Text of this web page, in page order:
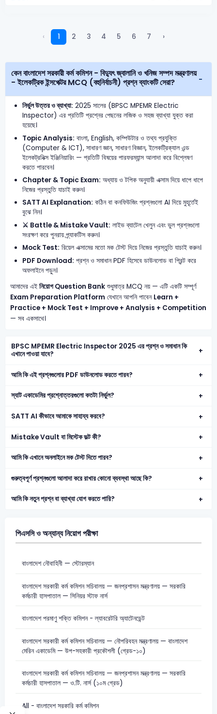
‹ 1 2 3 4 5 6 7 ›
কেন বাংলাদেশ সরকারী কর্ম কমিশন - বিদ্যুৎ জ্বালানি ও খনিজ সম্পদ মন্ত্রণালয়
- ইলেকট্রিক ইন্সপেক্টর MCQ (বহুনির্বাচনী) প্রশ্ন ব্যাংকটি সেরা?
নির্ভুল উত্তর ও ব্যাখ্যা: 2025 সালের (BPSC MPEMR Electric
Inspector) এর প্রতিটি প্রশ্নের পেছনের লজিক ও সহজ ব্যাখ্যা যুক্ত করা
হয়েছে।
Topic Analysis: বাংলা, English, কম্পিউটার ও তথ্য প্রযুক্তি
(Computer & ICT), সাধারণ জ্ঞান, সাধারণ বিজ্ঞান, ইলেকট্রিক্যাল এন্ড
ইলেকট্রনিক্স ইঞ্জিনিয়ারিং — প্রতিটি বিষয়ের পারফরম্যান্স আলাদা করে বিশ্লেষণ
করতে পারবেন।
Chapter & Topic Exam: অধ্যায় ও টপিক অনুযায়ী এক্সাম দিয়ে ধাপে ধাপে
নিজের প্রস্তুতি যাচাই করুন।
SATT AI Explanation: কঠিন বা কনফিউজিং প্রশ্নগুলো AI দিয়ে মুহূর্তেই
বুঝে নিন।
⚔️ Battle & Mistake Vault: লাইভ ব্যাটেল খেলুন এবং ভুল প্রশ্নগুলো
সংরক্ষণ করে পুনরায় প্র্যাকটিস করুন।
Mock Test: রিয়েল এক্সামের মতো মক টেস্ট দিয়ে নিজের প্রস্তুতি যাচাই করুন।
PDF Download: প্রশ্ন ও সমাধান PDF হিসেবে ডাউনলোড বা প্রিন্ট করে
অফলাইনে পড়ুন।
আমাদের এই নিয়োগ Question Bankশুধুমাত্র MCQ নয় — এটি একটি সম্পূর্ণ
Exam Preparation Platform যেখানে আপনি পাবেন Learn +
Practice + Mock Test + Improve + Analysis + Competition
— সব একসাথে।
BPSC MPEMR Electric Inspector 2025 এর প্রশ্ন ও সমাধান কি
এখানে পাওয়া যাবে?
আমি কি এই প্রশ্নগুলোর PDF ডাউনলোড করতে পারব?
স্যাট একাডেমির প্রশ্নোত্তরগুলো কতটা নির্ভুল?
SATT AI কীভাবে আমাকে সাহায্য করবে?
Mistake Vault বা মিস্টেক ভল্ট কী?
আমি কি এখানে অনলাইনে মক টেস্ট দিতে পারব?
গুরুত্বপূর্ণ প্রশ্নগুলো আলাদা করে রাখার কোনো ব্যবস্থা আছে কি?
আমি কি নতুন প্রশ্ন বা ব্যাখ্যা যোগ করতে পারি?
পিএসসি ও অন্যান্য নিয়োগ পরীক্ষা
বাংলাদেশ নৌবাহিনী — স্টোরম্যান
বাংলাদেশ সরকারী কর্ম কমিশন সচিবালয় — জনপ্রশাসন মন্ত্রণালয় — সরকারি
কর্মচারী হাসপাতাল — সিনিয়র স্টাফ নার্স
বাংলাদেশ পরমাণু শক্তি কমিশন - ল্যাবরেটরি অ্যাটেনডেন্ট
বাংলাদেশ সরকারী কর্ম কমিশন সচিবালয় — নৌপরিবহন মন্ত্রণালয় — বাংলাদেশ
মেরিন একাডেমি — উপ-সহকারী প্রকৌশলী (গ্রেড-১০)
বাংলাদেশ সরকারী কর্ম কমিশন সচিবালয় — জনপ্রশাসন মন্ত্রণালয় — সরকারি
কর্মচারী হাসপাতাল — ও.টি. নার্স (১০ম গ্রেড)
All - বাংলাদেশ সরকারি কর্ম কমিশন